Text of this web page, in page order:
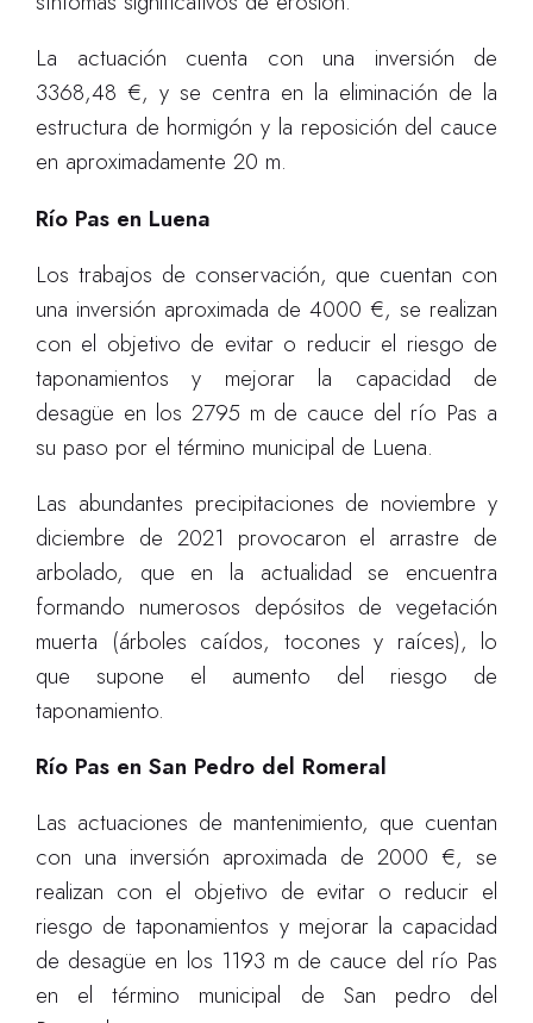
La actuación cuenta con una inversión de
3368,48 €, y se centra en la eliminación de la
estructura de hormigón y la reposición del cauce
en aproximadamente 20 m.
Río Pas en Luena
Los trabajos de conservación, que cuentan con
una inversión aproximada de 4000 €, se realizan
con el objetivo de evitar o reducir el riesgo de
taponamientos y mejorar la capacidad de
desagüe en los 2795 m de cauce del río Pas a
su paso por el término municipal de Luena.
Las abundantes precipitaciones de noviembre y
diciembre de 2021 provocaron el arrastre de
arbolado, que en la actualidad se encuentra
formando numerosos depósitos de vegetación
muerta (árboles caídos, tocones y raíces), lo
que supone el aumento del riesgo de
taponamiento.
Río Pas en San Pedro del Romeral
Las actuaciones de mantenimiento, que cuentan
con una inversión aproximada de 2000 €, se
realizan con el objetivo de evitar o reducir el
riesgo de taponamientos y mejorar la capacidad
de desagüe en los 1193 m de cauce del río Pas
en el término municipal de San pedro del